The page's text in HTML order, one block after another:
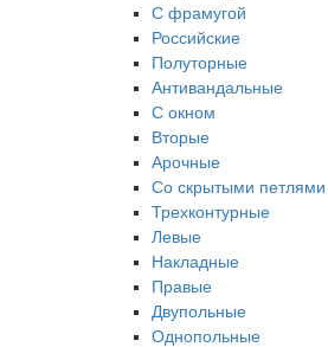
С фрамугой
Российские
Полуторные
Антивандальные
С окном
Вторые
Арочные
Со скрытыми петлями
Трехконтурные
Левые
Накладные
Правые
Двупольные
Однопольные